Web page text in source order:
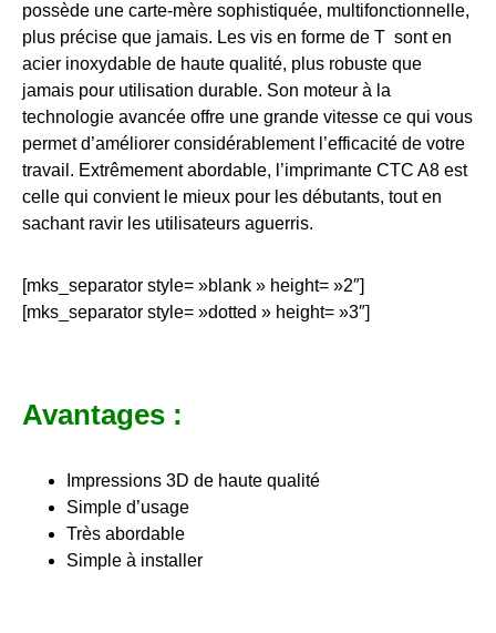
possède une carte-mère sophistiquée, multifonctionnelle,
plus précise que jamais. Les vis en forme de T sont en
acier inoxydable de haute qualité, plus robuste que
jamais pour utilisation durable. Son moteur à la
technologie avancée offre une grande vitesse ce qui vous
permet d’améliorer considérablement l’efficacité de votre
travail. Extrêmement abordable, l’imprimante CTC A8 est
celle qui convient le mieux pour les débutants, tout en
sachant ravir les utilisateurs aguerris.
[mks_separator style= »blank » height= »2″]
[mks_separator style= »dotted » height= »3″]
Avantages :
Impressions 3D de haute qualité
Simple d’usage
Très abordable
Simple à installer